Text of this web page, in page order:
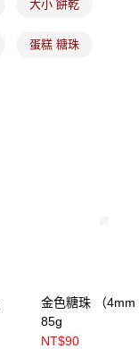
大小 餅乾
蛋糕 糖珠
金色糖珠 （4mm
85g
NT$90